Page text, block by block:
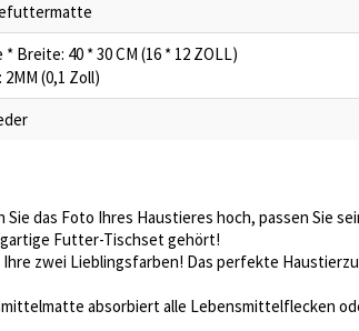
* Breite: 40 * 30 CM (16 * 12 ZOLL)
2MM (0,1 Zoll)
Sie das Foto Ihres Haustieres hoch, passen Sie
Futter-Tischset gehört!
Ihre zwei Lieblingsfarben! Das perfekte
absorbiert alle Lebensmittelflecken